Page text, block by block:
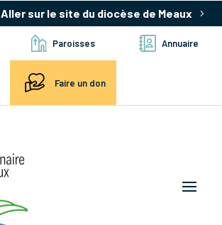
Aller sur le site du diocèse de Meaux
Paroisses Annuaire
Faire un don